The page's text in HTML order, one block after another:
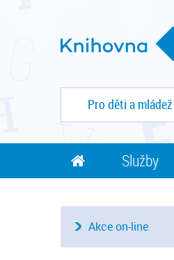
Pro děti a mládež
Služby
Akce on-line